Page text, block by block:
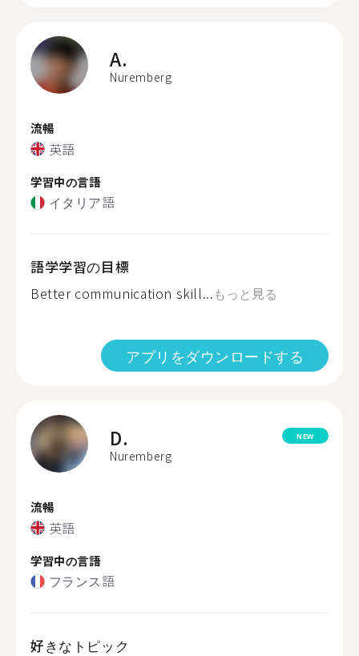
A.
Nuremberg
流暢
英語
学習中の言語
イタリア語
語学学習の目標
Better communication skill...もっと見る
アプリをダウンロードする
D.
Nuremberg
NEW
流暢
英語
学習中の言語
フランス語
好きなトピック